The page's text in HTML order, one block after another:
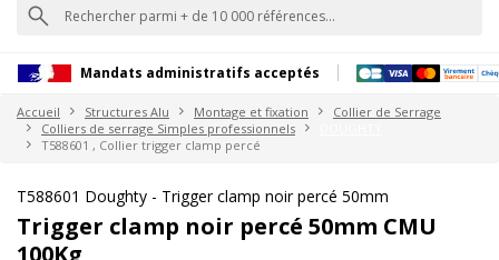
Mandats administratifs acceptés
Accueil Structures Alu Montage et fixation
Collier de Serrage
Colliers de serrage Simples professionnels
T588601 , Collier trigger clamp percé
T588601 Doughty - Trigger clamp noir percé 50mm
Trigger clamp noir percé 50mm CMU
100Kg